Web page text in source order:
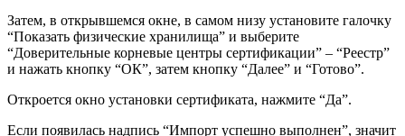
Затем, в открывшемся окне, в самом низу установите галочку
“Показать физические хранилища” и выберите
“Доверительные корневые центры сертификации” – “Реестр”
и нажать кнопку “ОК”, затем кнопку “Далее” и “Готово”.
Откроется окно установки сертификата, нажмите “Да”.
Если появилась надпись “Импорт успешно выполнен”, значит